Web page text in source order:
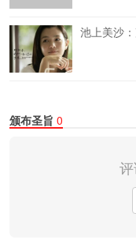
池上美沙
颁布圣旨 0